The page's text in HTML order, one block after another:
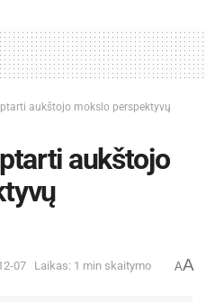
aukštojo mokslo perspektyvų
aukštojo
07 Laikas: 1 min skaitymo AA